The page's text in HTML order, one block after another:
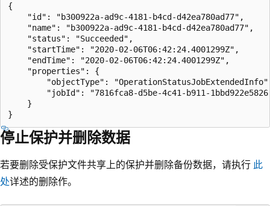
{
    "id": "b300922a-ad9c-4181-b4cd-d42ea780ad77",
    "name": "b300922a-ad9c-4181-b4cd-d42ea780ad77",
    "status": "Succeeded",
    "startTime": "2020-02-06T06:42:24.4001299Z",
    "endTime": "2020-02-06T06:42:24.4001299Z",
    "properties": {
"objectType":
"jobId": "7816fca8-d5be-4c41-b911-
    }
停止保护并删除数据
若要删除受保护文件共享上的保护并删除备份数据，请执行 此
处详述的删除作。